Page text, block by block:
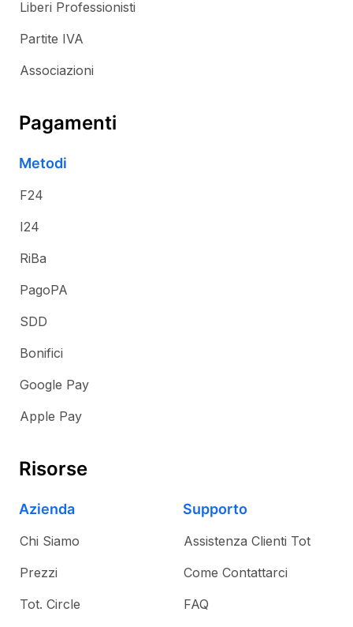
Liberi Professionisti
Partite IVA
Associazioni
Pagamenti
Metodi
F24
I24
RiBa
PagoPA
SDD
Bonifici
Google Pay
Apple Pay
Risorse
Azienda
Chi Siamo
Prezzi
Tot. Circle
Supporto
Assistenza Clienti Tot
Come Contattarci
FAQ